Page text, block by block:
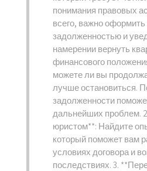
понимания правовых
всего, важно
задолженностью и
намерении вернуть
финансового
можете ли вы
лучше остановиться.
задолженности
дальнейших проблем.
юристом**: Найдите
который поможет вам
условиях договора и
последствиях. 3.